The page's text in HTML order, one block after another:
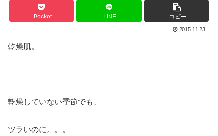
Pocket LINE コピー
2015.11.23
乾燥肌。
乾燥していない季節でも、
ツラいのに。。。